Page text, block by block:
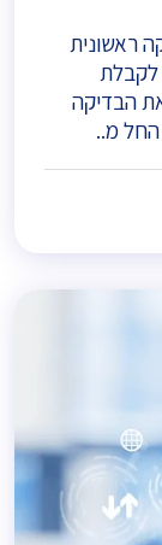
ראשונית
לקבלת
הבדיקה
החל מ..